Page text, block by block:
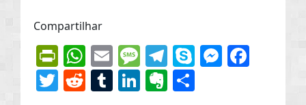
Compartilhar
PrintFriendly
WhatsApp
EmailMessage
Telegram
Skype
Twitter
Reddit
Tumblr
LinkedIn
Evernote